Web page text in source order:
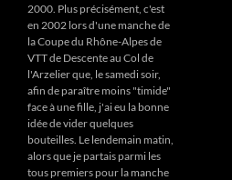
2000. Plus précisément, c'est
en 2002 lors d'une manche de
la Coupe du Rhône-Alpes de
VTT de Descente au Col de
l'Arzelier que, le samedi soir,
afin de paraître moins "timide"
face à une fille, j'ai eu la bonne
idée de vider quelques
bouteilles. Le lendemain matin,
alors que je partais parmi les
tous premiers pour la manche